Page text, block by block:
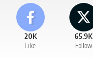
20K
Like
65.9K
Follow